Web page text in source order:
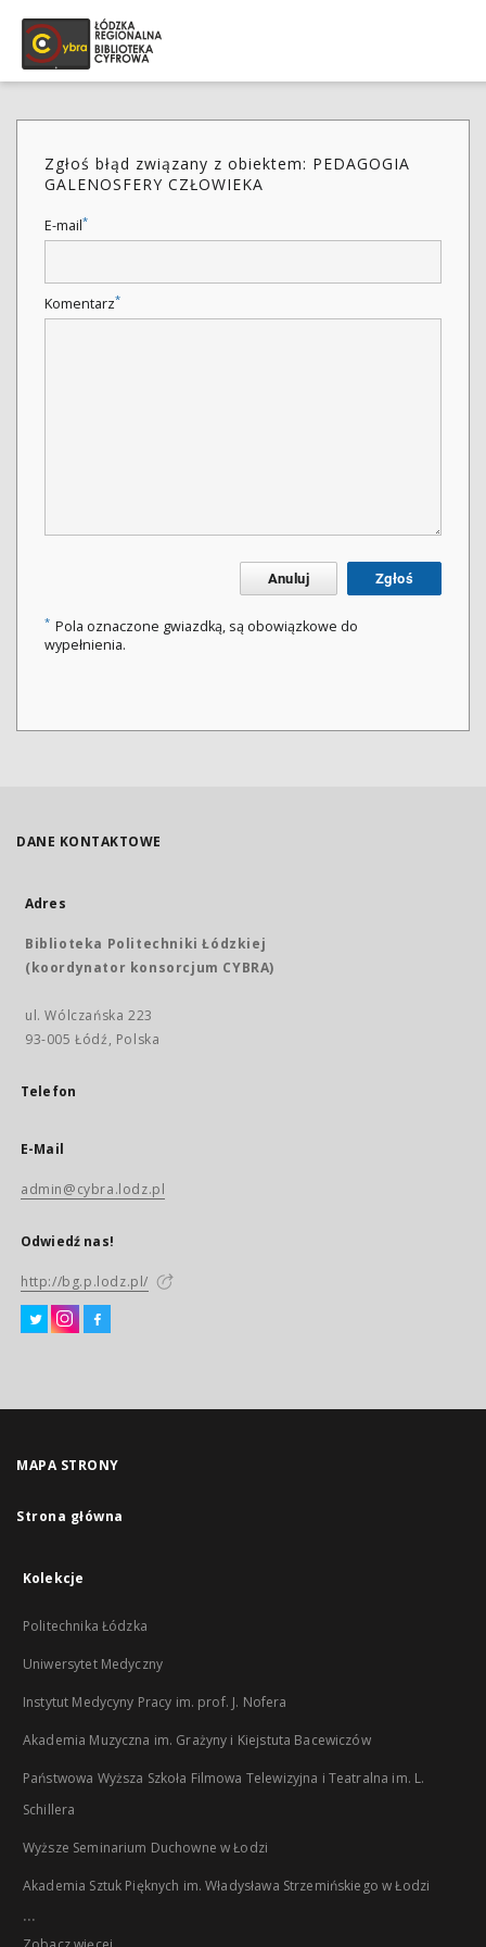
Zgłoś błąd związany z obiektem: PEDAGOGIA
GALENOSFERY CZŁOWIEKA
E-mail*
Komentarz*
Anuluj Zgłoś
* Pola oznaczone gwiazdką, są obowiązkowe do
wypełnienia.
DANE KONTAKTOWE
Adres
Biblioteka Politechniki Łódzkiej
(koordynator konsorcjum CYBRA)
ul. Wólczańska 223
93-005 Łódź, Polska
Telefon
E-Mail
admin@cybra.lodz.pl
Odwiedź nas!
http://bg.p.lodz.pl/
MAPA STRONY
Strona główna
Kolekcje
Politechnika Łódzka
Uniwersytet Medyczny
Instytut Medycyny Pracy im. prof. J. Nofera
Akademia Muzyczna im. Grażyny i Kiejstuta Bacewiczów
Państwowa Wyższa Szkoła Filmowa Telewizyjna i Teatralna im. L.
Schillera
Wyższe Seminarium Duchowne w Łodzi
Akademia Sztuk Pięknych im. Władysława Strzemińskiego w Łodzi
...